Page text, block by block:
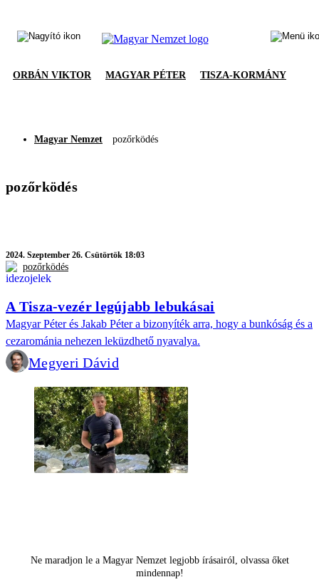
ORBÁN VIKTOR MAGYAR PÉTER TISZA-KORMÁNY
Magyar Nemzet pozőrködés
pozőrködés
2024. Szeptember 26. Csütörtök 18:03
pozőrködés
A Tisza-vezér legújabb lebukásai
Magyar Péter és Jakab Péter a bizonyíték arra, hogy a bunkóság és a
cezarománia nehezen leküzdhető nyavalya.
Megyeri Dávid
Ne maradjon le a Magyar Nemzet legjobb írásairól, olvassa őket
mindennap!